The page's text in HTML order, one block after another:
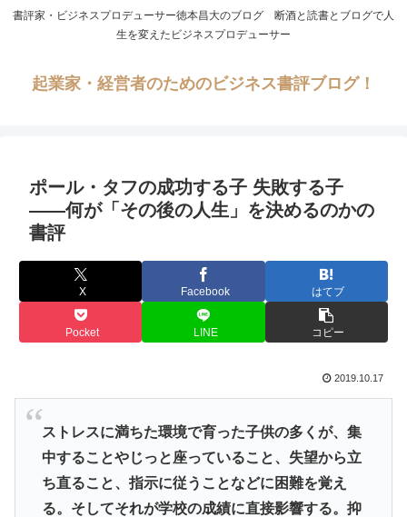
書評家・ビジネスプロデューサー徳本昌大のブログ 断酒と読書とブログで人
生を変えたビジネスプロデューサー
起業家・経営者のためのビジネス書評ブログ！
ポール・タフの成功する子 失敗する子
――何が「その後の人生」を決めるのかの
書評
X Facebook はてブ
Pocket LINE コピー
2019.10.17
ストレスに満ちた環境で育った子供の多くが、集
中することやじっと座っていること、失望から立
ち直ること、指示に従うことなどに困難を覚え
る。そしてそれが学校の成績に直接影響する。抑